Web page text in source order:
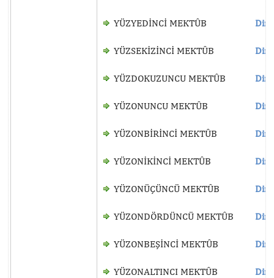
YÜZYEDİNCİ MEKTÛB
YÜZSEKİZİNCİ MEKTÛB
YÜZDOKUZUNCU MEKTÛB
YÜZONUNCU MEKTÛB
YÜZONBİRİNCİ MEKTÛB
YÜZONİKİNCİ MEKTÛB
YÜZONÜÇÜNCÜ MEKTÛB
YÜZONDÖRDÜNCÜ MEKTÛB
YÜZONBEŞİNCİ MEKTÛB
YÜZONALTINCI MEKTÛB